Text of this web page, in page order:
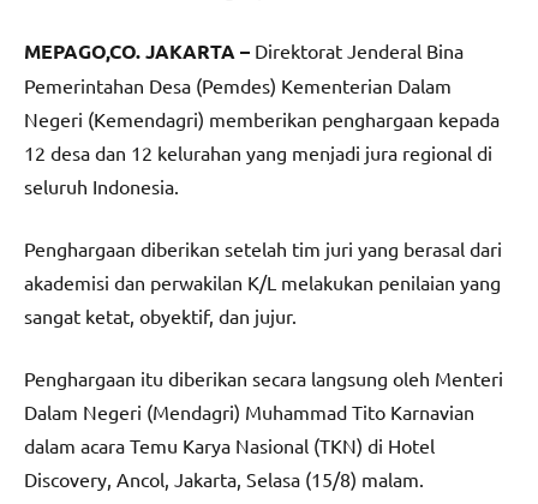
MEPAGO,CO. JAKARTA – Direktorat Jenderal Bina
Pemerintahan Desa (Pemdes) Kementerian Dalam
Negeri (Kemendagri) memberikan penghargaan kepada
12 desa dan 12 kelurahan yang menjadi jura regional di
seluruh Indonesia.
Penghargaan diberikan setelah tim juri yang berasal dari
akademisi dan perwakilan K/L melakukan penilaian yang
sangat ketat, obyektif, dan jujur.
Penghargaan itu diberikan secara langsung oleh Menteri
Dalam Negeri (Mendagri) Muhammad Tito Karnavian
dalam acara Temu Karya Nasional (TKN) di Hotel
Discovery, Ancol, Jakarta, Selasa (15/8) malam.